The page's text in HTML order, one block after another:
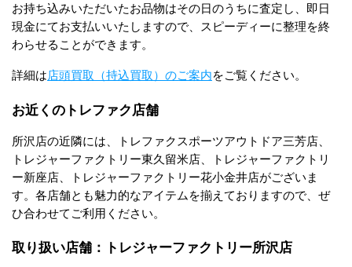
お持ち込みいただいたお品物はその日のうちに査定し、即日
現金にてお支払いいたしますので、スピーディーに整理を終
わらせることができます。
詳細は店頭買取（持込買取）のご案内をご覧ください。
お近くのトレファク店舗
所沢店の近隣には、トレファクスポーツアウトドア三芳店、
トレジャーファクトリー東久留米店、トレジャーファクトリ
ー新座店、トレジャーファクトリー花小金井店がございま
す。各店舗とも魅力的なアイテムを揃えておりますので、ぜ
ひ合わせてご利用ください。
取り扱い店舗：トレジャーファクトリー所沢店